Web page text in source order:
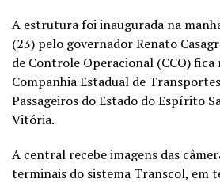
A estrutura foi inaugurada na
(23) pelo governador Renato
de Controle Operacional (CCO) fica
Companhia Estadual de
Passageiros do Estado do Espírito
Vitória.
A central recebe imagens das
terminais do sistema Transcol, em